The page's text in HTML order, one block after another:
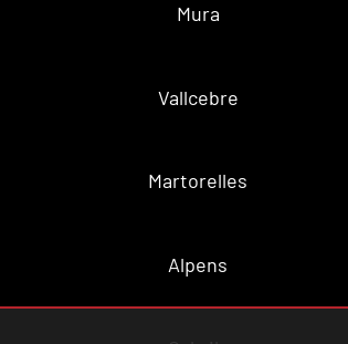
Mura
Vallcebre
Martorelles
Alpens